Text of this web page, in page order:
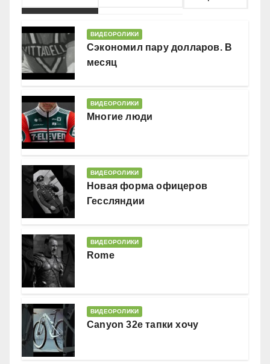
ВИДЕОРОЛИКИ
Сэкономил пару долларов. В
месяц
ВИДЕОРОЛИКИ
Многие люди
ВИДЕОРОЛИКИ
Новая форма офицеров
Гессляндии
ВИДЕОРОЛИКИ
Rome
ВИДЕОРОЛИКИ
Canyon 32e тапки хочу